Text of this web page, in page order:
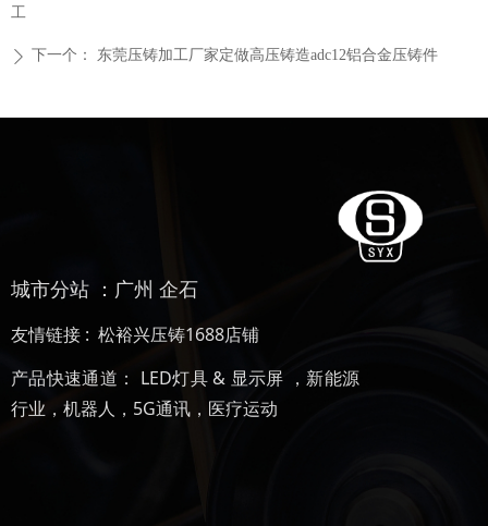
工
ꄲ 下一个： 东莞压铸加工厂家定做高压铸造adc12铝合金压铸件
城市分站 ： 广州 企石
友情链接 : 松裕兴压铸1688店铺
产品快速通道： LED灯具 & 显示屏 ， 新能源
行业 ， 机器人 ， 5G通讯 ， 医疗运动